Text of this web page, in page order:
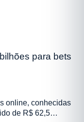
para bets
online, conhecidas
de R$ 62,5…